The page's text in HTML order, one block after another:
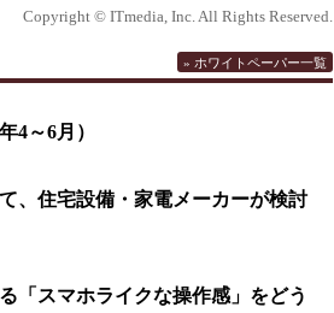
Copyright © ITmedia, Inc. All Rights Reserved.
» ホワイトペーパー一覧
4～6月）
、住宅設備・家電メーカーが検討
「スマホライクな操作感」をどう